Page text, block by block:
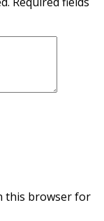
this browser for